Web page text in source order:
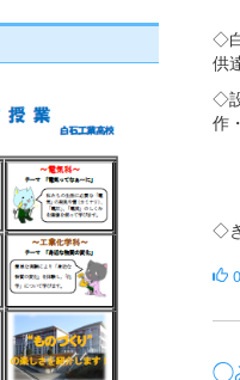
◇
供
◇
作
◇
0
◯